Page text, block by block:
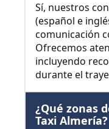
Sí, nuestros
(español e
comunicación
Ofrecemos
incluyendo
durante el
¿Qué zonas
Taxi Almería?